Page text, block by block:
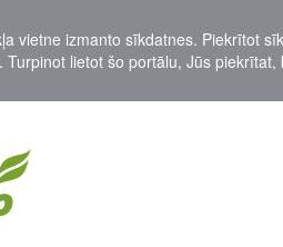
vietne izmanto sīkdatnes. Piekrītot
Turpinot lietot šo portālu, Jūs